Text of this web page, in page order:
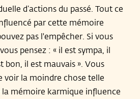
d’actions du passé. Tout ce
par cette mémoire
pas l'empêcher. Si vous
pensez : « il est sympa, il
bon, il est mauvais ». Vous
voir la moindre chose telle
la mémoire karmique influence